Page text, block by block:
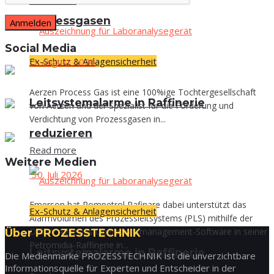
Ex-Schutz & Anlagensicherheit
Leit­sys­tem­alar­me in Raf­fi­ne­rie
reduzieren
30. Juli 2026
Emerson hat Rompetrol Rafinare dabei unterstützt das
Alarmvolumen des Prozessleitsystems (PLS) mithilfe der
DeltaV AgileOps Operationsmanagement-Software in seiner
Petromidia-Raffinerie in...
Prozessgasen
5. August 2026
Aerzen Process Gas ist eine 100%ige Tochtergesellschaft
von Aerzen und der Spezialist für die Förderung und
Verdichtung von Prozessgasen in...
Read more
Ex-Schutz & Anlagensicherheit
Leit­sys­tem­alar­me in Raf­fi­ne­rie
Social Media
Wei­te­re Medien
Über PROZESSTECHNIK
Die Medienmarke PROZESSTECHNIK ist die unverzichtbare
Informationsquelle für Experten und Entscheider in der